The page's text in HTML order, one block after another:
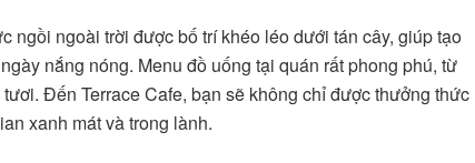
ngồi ngoài trời được bố trí khéo léo dưới tán cây, giúp tạo
nắng nóng. Menu đồ uống tại quán rất phong phú, từ
Đến Terrace Cafe, bạn sẽ không chỉ được thưởng thức
xanh mát và trong lành.